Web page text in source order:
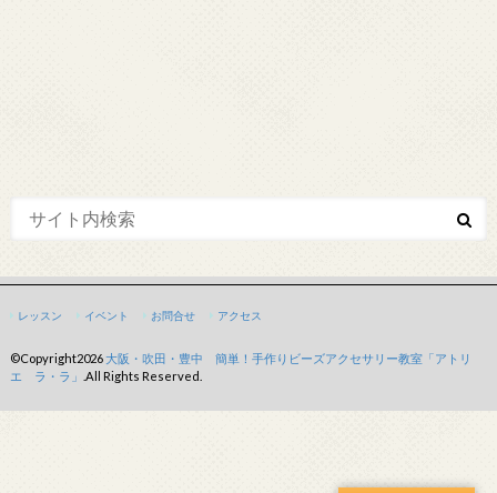
レッスン イベント お問合せ アクセス
©Copyright2026大阪・吹田・豊中 簡単！手作りビーズアクセサリー教室「アトリ
エ ラ・ラ」
.All Rights Reserved.